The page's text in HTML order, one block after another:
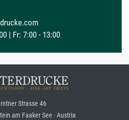
| Fr: 7:00 - 13:00
Strasse 46
am Faaker See · Austria